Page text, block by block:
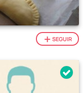
SEGUIR